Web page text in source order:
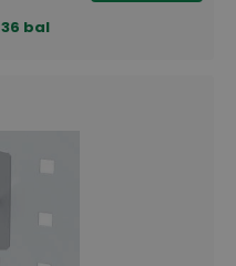
36 bal